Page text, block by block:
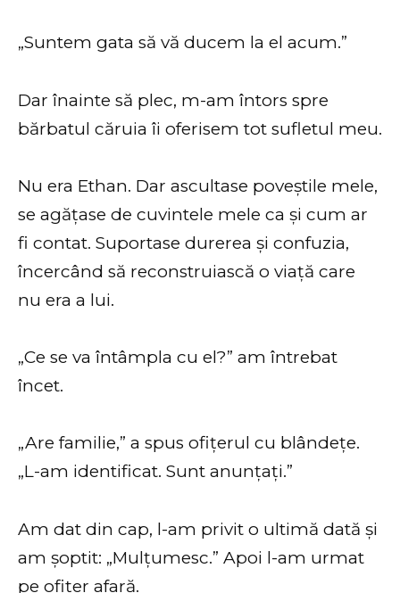
„Suntem gata să vă ducem la el acum.”
Dar înainte să plec, m-am întors spre
bărbatul căruia îi oferisem tot sufletul meu.
Nu era Ethan. Dar ascultase poveștile mele,
se agățase de cuvintele mele ca și cum ar
fi contat. Suportase durerea și confuzia,
încercând să reconstruiască o viață care
nu era a lui.
„Ce se va întâmpla cu el?” am întrebat
încet.
„Are familie,” a spus ofițerul cu blândețe.
„L-am identificat. Sunt anunțați.”
Am dat din cap, l-am privit o ultimă dată și
am șoptit: „Mulțumesc.” Apoi l-am urmat
pe ofițer afară.